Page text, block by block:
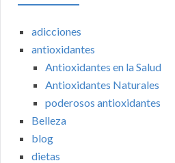
adicciones
antioxidantes
Antioxidantes en la Salud
Antioxidantes Naturales
poderosos antioxidantes
Belleza
blog
dietas